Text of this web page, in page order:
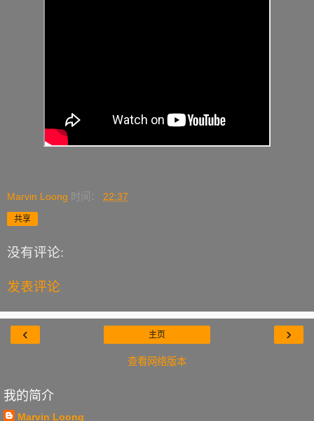
Marvin Loong 时间： 22:37
共享
没有评论:
发表评论
‹ ›
主页
查看网络版本
我的简介
Marvin Loong